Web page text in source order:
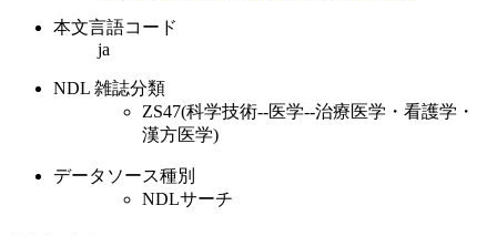
本文言語コード
ja
NDL 雑誌分類
ZS47(科学技術--医学--治療医学・看護学・
漢方医学)
データソース種別
NDLサーチ